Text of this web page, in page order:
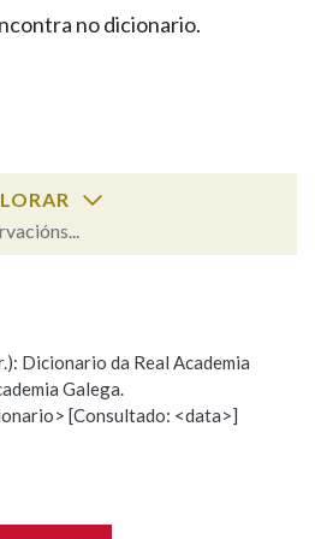
FIGURAS HOMENAXEADAS
PORTAL DAS PALABRAS
no dicionario.
Dicionario da Real Academia
Galega.
[Consultado: <data>]